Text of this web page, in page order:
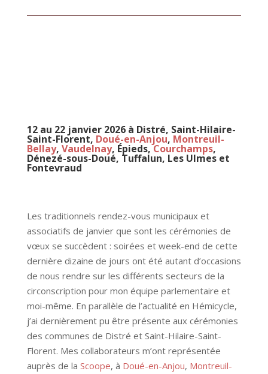
12 au 22 janvier 2026 à Distré, Saint-Hilaire-
Saint-Florent, Doué-en-Anjou, Montreuil-
Bellay, Vaudelnay, Épieds,Courchamps,
Dénezé-sous-Doué, Tuffalun, Les Ulmes et
Fontevraud
Les traditionnels rendez-vous municipaux et
associatifs de janvier que sont les cérémonies de
vœux se succèdent : soirées et week-end de cette
dernière dizaine de jours ont été autant d’occasions
de nous rendre sur les différents secteurs de la
circonscription pour mon équipe parlementaire et
moi-même. En parallèle de l’actualité en Hémicycle,
j’ai dernièrement pu être présente aux cérémonies
des communes de Distré et Saint-Hilaire-Saint-
Florent. Mes collaborateurs m’ont représentée
auprès de la Scoope, à Doué-en-Anjou, Montreuil-